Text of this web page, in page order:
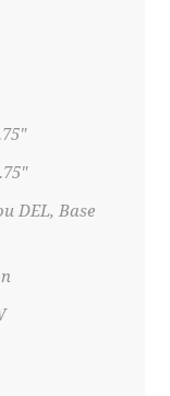
DEL, Base